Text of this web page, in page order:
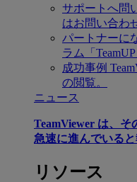
サポートへ問
はお問い合わ
パートナーに
ラム「
成功事例
の閲覧。
ニュース
TeamViewer は、
急速に進んでいると
リソース